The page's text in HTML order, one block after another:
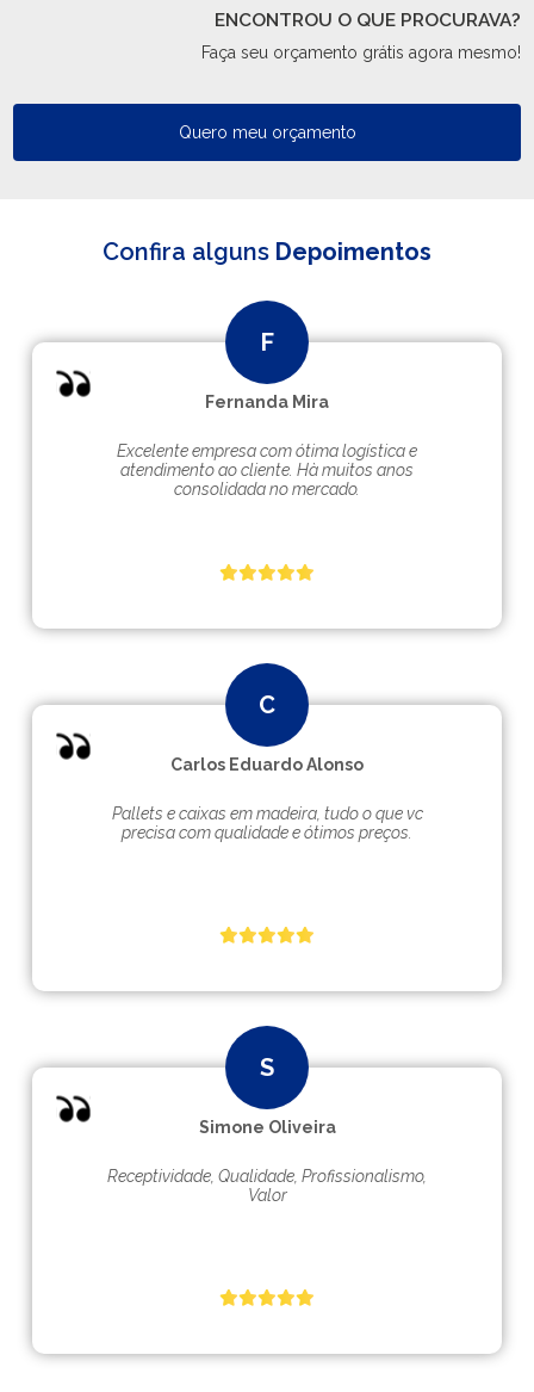
ENCONTROU O QUE PROCURAVA?
Faça seu orçamento grátis agora mesmo!
Quero meu orçamento
Confira alguns Depoimentos
Fernanda Mira
Excelente empresa com ótima logística e
atendimento ao cliente. Hà muitos anos
consolidada no mercado.
Carlos Eduardo Alonso
Pallets e caixas em madeira, tudo o que vc
precisa com qualidade e ótimos preços.
Simone Oliveira
Receptividade, Qualidade, Profissionalismo,
Valor